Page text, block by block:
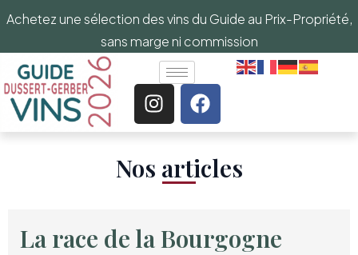
Achetez une sélection des vins du Guide au Prix-Propriété,
sans marge ni commission
Nos articles​
La race de la Bourgogne